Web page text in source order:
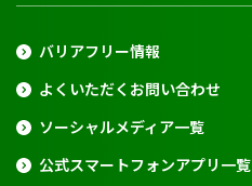
バリアフリー情報
よくいただくお問い合わせ
ソーシャルメディア一覧
公式スマートフォンアプリ一覧